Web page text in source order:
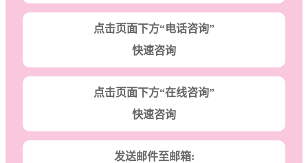
点击页面下方“电话咨询”
快速咨询
点击页面下方“在线咨询”
快速咨询
发送邮件至邮箱: